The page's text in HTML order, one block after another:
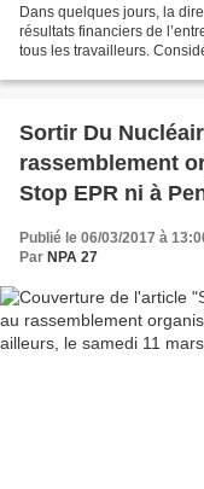
Dans quelques jours, la
résultats financiers de
tous les travailleurs.
Sortir Du
rassemblement
Stop EPR ni à
Publié le 06/03/2017 à
Par NPA 27